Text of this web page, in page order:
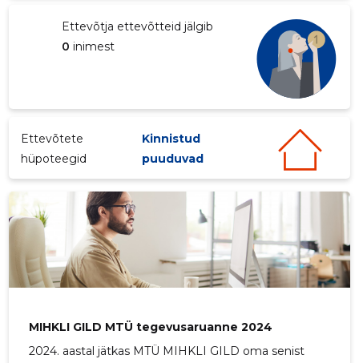
Ettevõtja ettevõtteid jälgib
0 inimest
Ettevõtete
hüpoteegid
Kinnistud
puuduvad
MIHKLI GILD MTÜ tegevusaruanne 2024
2024. aastal jätkas MTÜ MIHKLI GILD oma senist